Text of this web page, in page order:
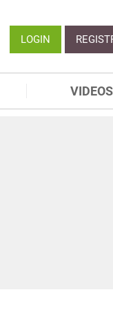
LOGIN
VIDEOS